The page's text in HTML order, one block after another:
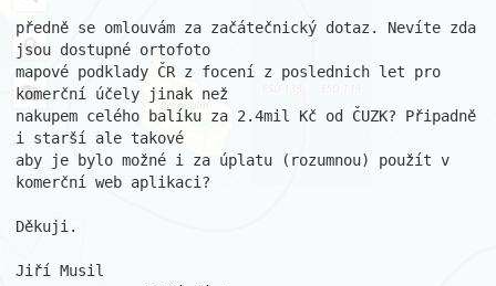
předně se omlouvám za začátečnický dotaz. Nevíte zda
jsou dostupné ortofoto
mapové podklady ČR z focení z poslednich let pro
komerční účely jinak než
nakupem celého balíku za 2.4mil Kč od ČUZK? Připadně
i starší ale takové
aby je bylo možné i za úplatu (rozumnou) použít v
komerční web aplikaci?
Děkuji.
Jiří Musil